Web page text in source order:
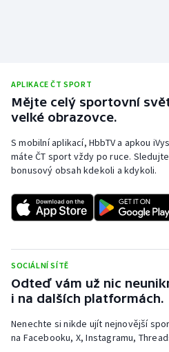
Motorsport
Parasport
Plavání
Ragby
Rychlobruslení
Rychlostní kanoistika
APLIKACE ČT SPORT
Mějte celý sportovní
velké obrazovce.
S mobilní aplikací, HbbTV a apkou
máte ČT sport vždy po ruce.
bonusový obsah kdekoli a kdykoli.
SOCIÁLNÍ SÍTĚ
Odteď vám už nic
i na dalších platformách.
Nenechte si nikde ujít nejnovější
na Facebooku, X, Instagramu,